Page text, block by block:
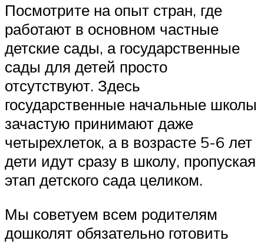
Посмотрите на опыт стран, где
работают в основном частные
детские сады, а государственные
сады для детей просто
отсутствуют. Здесь
государственные начальные школы
зачастую принимают даже
четырехлеток, а в возрасте 5-6 лет
дети идут сразу в школу, пропуская
этап детского сада целиком.
Мы советуем всем родителям
дошколят обязательно готовить